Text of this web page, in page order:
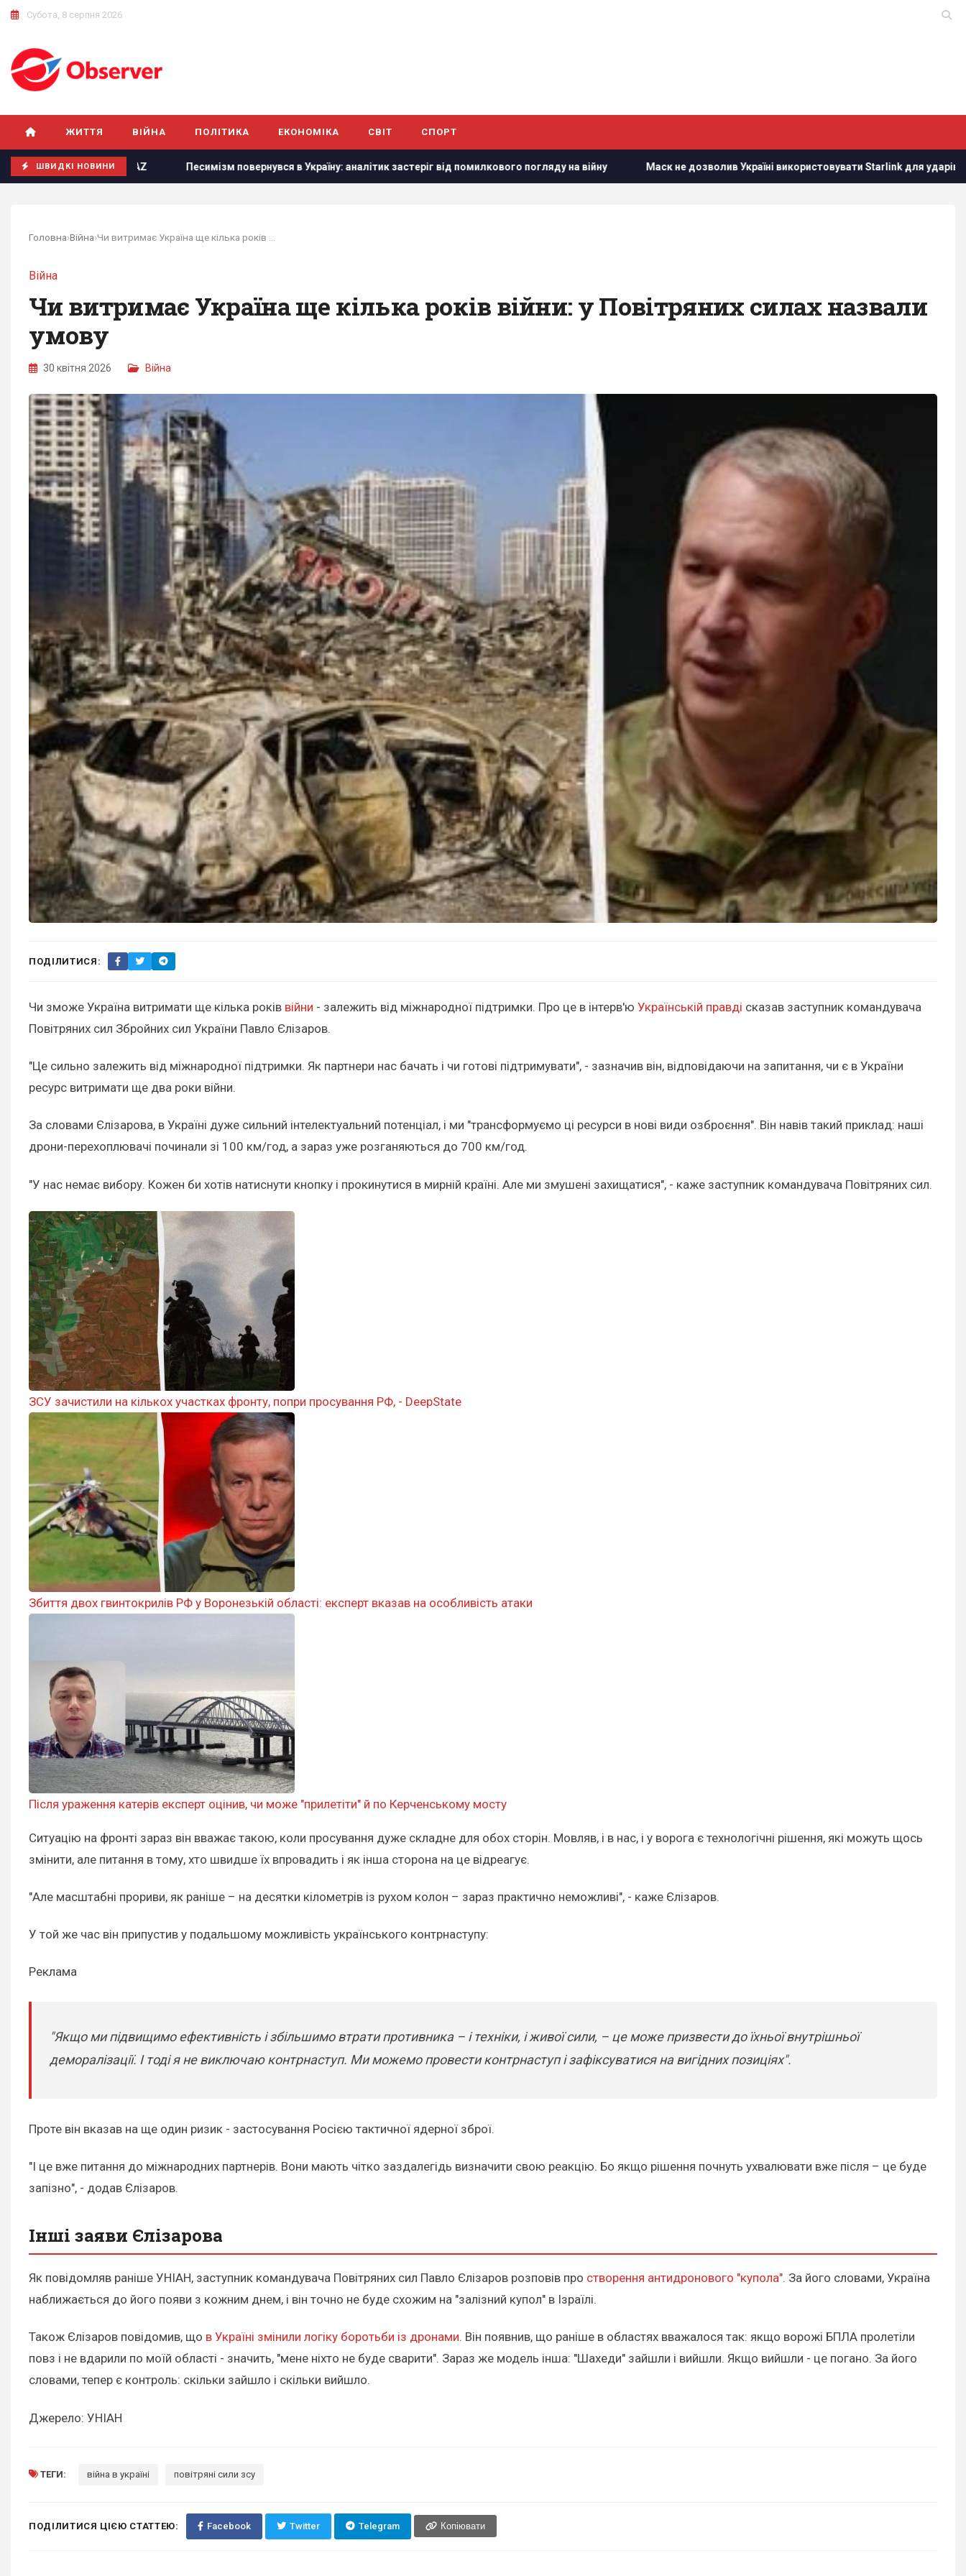
Субота, 8 серпня 2026
ЖИТТЯ ВІЙНА ПОЛІТИКА ЕКОНОМІКА СВІТ СПОРТ
ШВИДКІ НОВИНИ
- FAZ Песимізм повернувся в Україну: аналітик застеріг від помилкового погляду на війну Маск не дозволив Україні використовувати Starlink для ударів по Росії, - The Atlantic
Головна›Війна›
Війна
Чи витримає Україна ще кілька років війни: у Повітряних силах назвали
умову
30 квітня 2026 Війна
ПОДІЛИТИСЯ:
Чи зможе Україна витримати ще кілька років війни - залежить від міжнародної підтримки. Про це в інтерв'ю Українській правді сказав заступник командувача
Повітряних сил Збройних сил України Павло Єлізаров.
"Це сильно залежить від міжнародної підтримки. Як партнери нас бачать і чи готові підтримувати", - зазначив він, відповідаючи на запитання, чи є в України
ресурс витримати ще два роки війни.
За словами Єлізарова, в Україні дуже сильний інтелектуальний потенціал, і ми "трансформуємо ці ресурси в нові види озброєння". Він навів такий приклад: наші
дрони-перехоплювачі починали зі 100 км/год, а зараз уже розганяються до 700 км/год.
"У нас немає вибору. Кожен би хотів натиснути кнопку і прокинутися в мирній країні. Але ми змушені захищатися", - каже заступник командувача Повітряних сил.
ЗСУ зачистили на кількох участках фронту, попри просування РФ, - DeepState
Збиття двох гвинтокрилів РФ у Воронезькій області: експерт вказав на особливість атаки
Після ураження катерів експерт оцінив, чи може "прилетіти" й по Керченському мосту
Ситуацію на фронті зараз він вважає такою, коли просування дуже складне для обох сторін. Мовляв, і в нас, і у ворога є технологічні рішення, які можуть щось
змінити, але питання в тому, хто швидше їх впровадить і як інша сторона на це відреагує.
"Але масштабні прориви, як раніше – на десятки кілометрів із рухом колон – зараз практично неможливі", - каже Єлізаров.
У той же час він припустив у подальшому можливість українського контрнаступу:
Реклама
"Якщо ми підвищимо ефективність і збільшимо втрати противника – і техніки, і живої сили, – це може призвести до їхньої внутрішньої
деморалізації. І тоді я не виключаю контрнаступ. Ми можемо провести контрнаступ і зафіксуватися на вигідних позиціях".
Проте він вказав на ще один ризик - застосування Росією тактичної ядерної зброї.
"І це вже питання до міжнародних партнерів. Вони мають чітко заздалегідь визначити свою реакцію. Бо якщо рішення почнуть ухвалювати вже після – це буде
запізно", - додав Єлізаров.
Інші заяви Єлізарова
Як повідомляв раніше УНІАН, заступник командувача Повітряних сил Павло Єлізаров розповів про створення антидронового "купола". За його словами, Україна
наближається до його появи з кожним днем, і він точно не буде схожим на "залізний купол" в Ізраїлі.
Також Єлізаров повідомив, що в Україні змінили логіку боротьби із дронами. Він появнив, що раніше в областях вважалося так: якщо ворожі БПЛА пролетіли
повз і не вдарили по моїй області - значить, "мене ніхто не буде сварити". Зараз же модель інша: "Шахеди" зайшли і вийшли. Якщо вийшли - це погано. За його
словами, тепер є контроль: скільки зайшло і скільки вийшло.
Джерело: УНІАН
ТЕГИ: війна в україні повітряні сили зсу
ПОДІЛИТИСЯ ЦІЄЮ СТАТТЕЮ: Facebook Twitter Telegram Копіювати